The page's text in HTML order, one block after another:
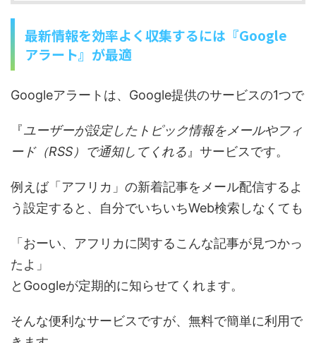
最新情報を効率よく収集するには『Google
アラート』が最適
Googleアラートは、Google提供のサービスの1つで
『ユーザーが設定したトピック情報をメールやフィ
ード（RSS）で通知してくれる 』サービスです。
例えば「アフリカ」の新着記事をメール配信するよ
う設定すると、自分でいちいちWeb検索しなくても
「おーい、アフリカに関するこんな記事が見つかっ
たよ」
とGoogleが定期的に知らせてくれます。
そんな便利なサービスですが、無料で簡単に利用で